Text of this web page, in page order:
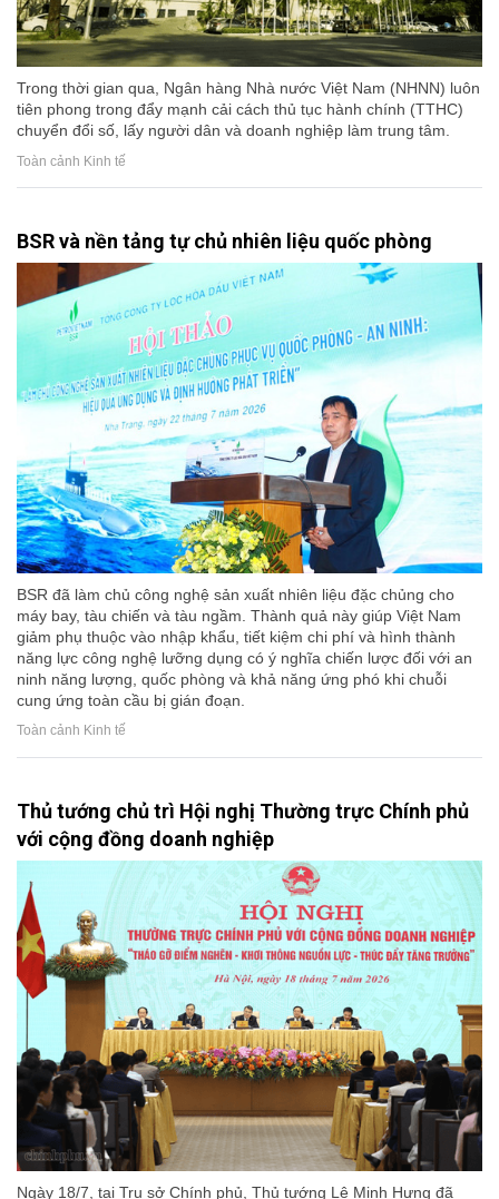
Trong thời gian qua, Ngân hàng Nhà nước Việt Nam (NHNN) luôn
tiên phong trong đẩy mạnh cải cách thủ tục hành chính (TTHC)
chuyển đổi số, lấy người dân và doanh nghiệp làm trung tâm.
Toàn cảnh Kinh tế
BSR và nền tảng tự chủ nhiên liệu quốc phòng
BSR đã làm chủ công nghệ sản xuất nhiên liệu đặc chủng cho
máy bay, tàu chiến và tàu ngầm. Thành quả này giúp Việt Nam
giảm phụ thuộc vào nhập khẩu, tiết kiệm chi phí và hình thành
năng lực công nghệ lưỡng dụng có ý nghĩa chiến lược đối với an
ninh năng lượng, quốc phòng và khả năng ứng phó khi chuỗi
cung ứng toàn cầu bị gián đoạn.
Toàn cảnh Kinh tế
Thủ tướng chủ trì Hội nghị Thường trực Chính phủ
với cộng đồng doanh nghiệp
Ngày 18/7, tại Trụ sở Chính phủ, Thủ tướng Lê Minh Hưng đã